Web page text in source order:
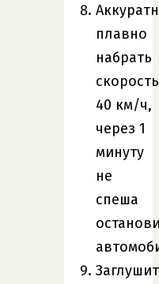
плавно
набрать
скорость
40 км/ч,
через 1
минуту
не
спеша